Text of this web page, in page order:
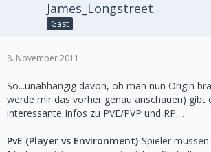
James_Longstreet
Gast
8. November 2011
So...unabhängig davon, ob man nun Origin
werde mir das vorher genau anschauen) gibt
interessante Infos zu PVE/PVP und RP....
PvE (Player vs Environment)-Spieler